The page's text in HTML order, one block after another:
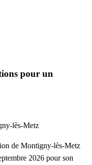
pour un
lès-Metz
de Montigny-lès-Metz
2026 pour son